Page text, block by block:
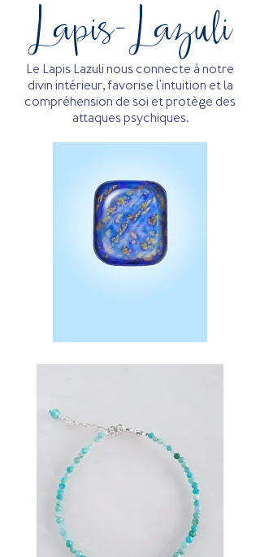
Lapis-Lazuli
Le Lapis Lazuli nous connecte à notre
divin intérieur, favorise l'intuition et la
compréhension de soi et protège des
attaques psychiques.